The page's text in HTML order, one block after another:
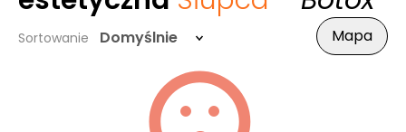
Sortowanie Domyślnie Mapa